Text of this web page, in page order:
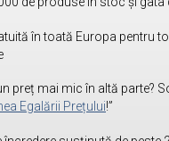
în toată Europa pentru
preț mai mic în altă parte?
Egalării Prețului!”